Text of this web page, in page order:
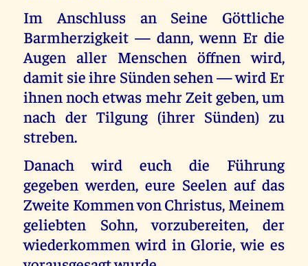
Im Anschluss an Seine Göttliche
Barmherzigkeit — dann, wenn Er die
Augen aller Menschen öffnen wird,
damit sie ihre Sünden sehen — wird Er
ihnen noch etwas mehr Zeit geben, um
nach der Tilgung (ihrer Sünden) zu
streben.
Danach wird euch die Führung
gegeben werden, eure Seelen auf das
Zweite Kommen von Christus, Meinem
geliebten Sohn, vorzubereiten, der
wiederkommen wird in Glorie, wie es